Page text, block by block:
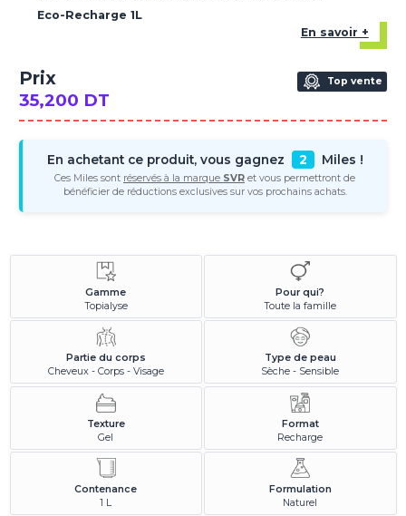
Eco-Recharge 1L
En savoir +
Prix
35,200 DT
Top vente
En achetant ce produit, vous gagnez 2 Miles !
Ces Miles sont réservés à la marque SVR et vous permettront de
bénéficier de réductions exclusives sur vos prochains achats.
Gamme
Topialyse
Pour qui?
Toute la famille
Partie du corps
Cheveux - Corps - Visage
Type de peau
Sèche - Sensible
Texture
Gel
Format
Recharge
Contenance
1 L
Formulation
Naturel